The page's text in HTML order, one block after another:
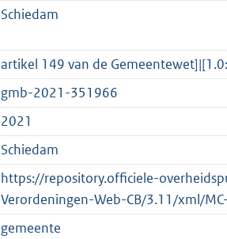
o
t
e
:
2
K
b
o
t
t
e
2
K
b
Schiedam
artikel 149 van de
gmb-2021-351966
2021
Schiedam
https://repository.officiele-
Verordeningen-Web-CB/3.11/xml/
gemeente